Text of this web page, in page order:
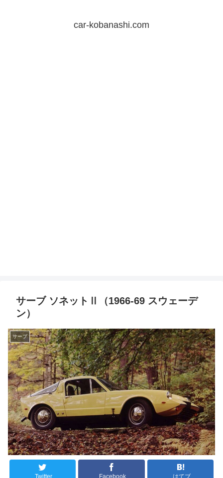
car-kobanashi.com
サーブ ソネットⅡ（1966-69 スウェーデ
ン）
サーブ
Twitter Facebook はてブ